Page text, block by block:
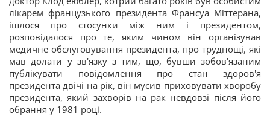
лікарем французького президента Франсуа Міттерана,
ішлося про стосунки між ним і президентом,
розповідалося про те, яким чином він організував
медичне обслуговування президента, про труднощі, які
мав долати у зв'язку з тим, що, бувши зобов'язаним
публікувати повідомлення про стан здоров'я
президента двічі на рік, він мусив приховувати хворобу
президента, який захворів на рак невдовзі після його
обрання у 1981 році.